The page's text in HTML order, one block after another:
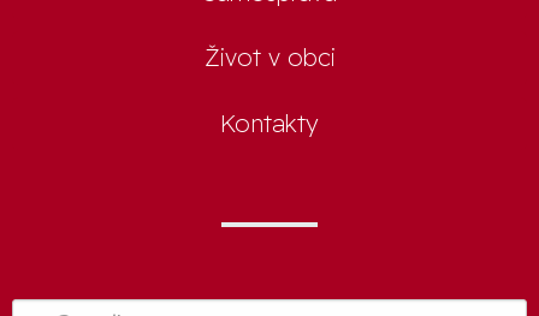
Život v obci
Kontakty